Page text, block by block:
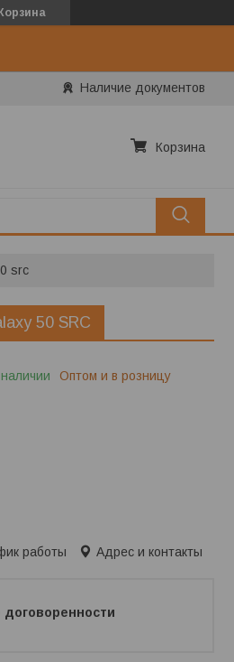
Корзина
Наличие документов
Корзина
src
50 SRC
Оптом и в розницу
работы Адрес и контакты
договоренности